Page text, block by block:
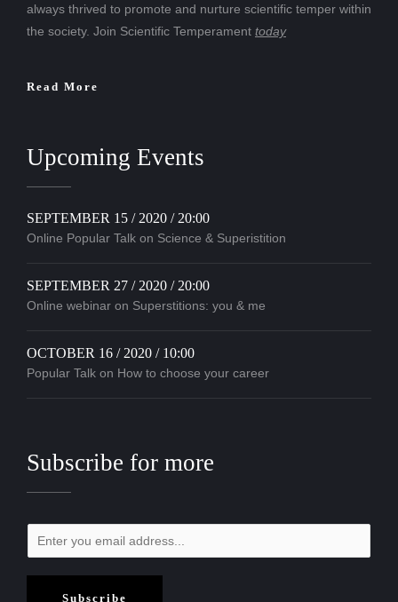
always thrived to promote and nurture scientific temper within
the society. Join Scientific Temperament today
Read More
Upcoming Events
SEPTEMBER 15 / 2020 / 20:00
Online Popular Talk on Science & Superistition
SEPTEMBER 27 / 2020 / 20:00
Online webinar on Superstitions: you & me
OCTOBER 16 / 2020 / 10:00
Popular Talk on How to choose your career
Subscribe for more
Subscribe